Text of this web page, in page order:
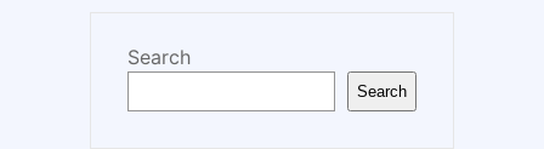
Search
Search